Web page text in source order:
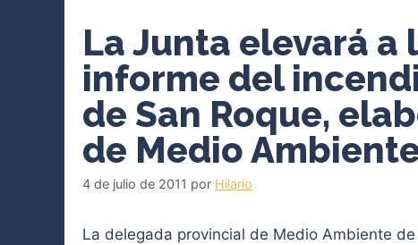
La Junta elevará a
informe del
de San Roque,
de Medio
4 de julio de 2011 por Hilario
La delegada provincial de Medio Ambiente